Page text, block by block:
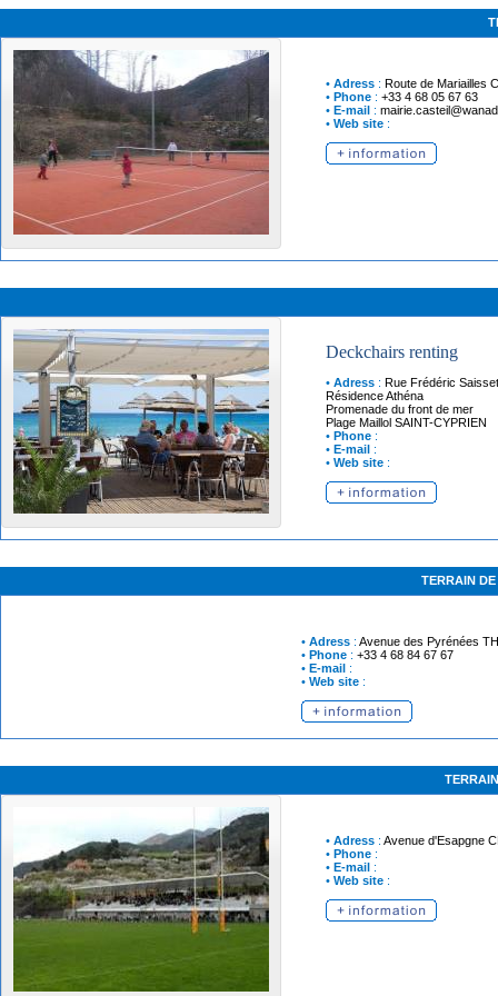
• Adress : Route de Mariailles
• Phone : +33 4 68 05 67 63
• E-mail :
• Web site :
Deckchairs renting
• Adress : Rue Frédéric Saisset
Résidence Athéna
Promenade du front de mer
Plage Maillol SAINT-CYPRIEN
• Phone :
• E-mail :
• Web site :
TERRAIN
• Adress : Avenue des Pyrénées
• Phone : +33 4 68 84 67 67
• E-mail :
• Web site :
• Adress : Avenue d'Esapgne
• Phone :
• E-mail :
• Web site :